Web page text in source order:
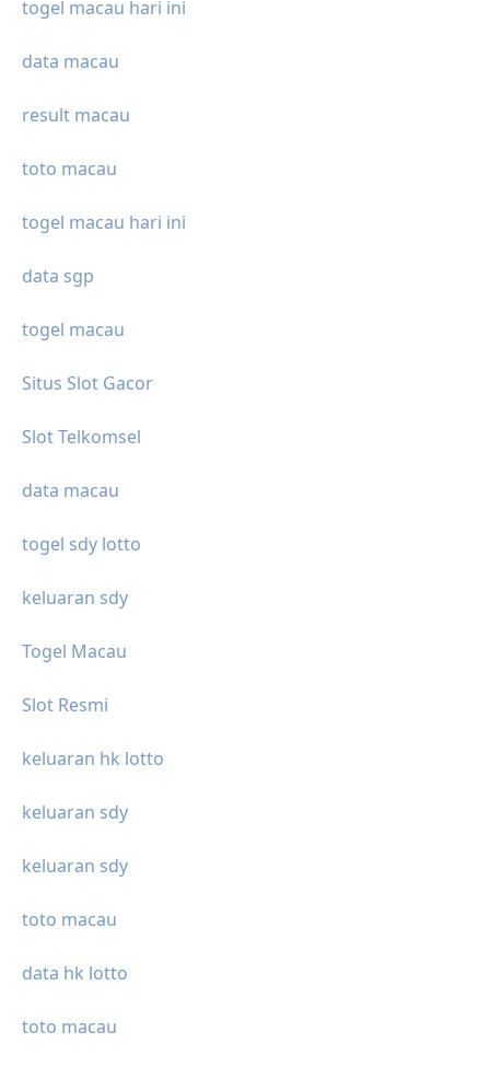
togel macau hari ini
data macau
result macau
toto macau
togel macau hari ini
data sgp
togel macau
Situs Slot Gacor
Slot Telkomsel
data macau
togel sdy lotto
keluaran sdy
Togel Macau
Slot Resmi
keluaran hk lotto
keluaran sdy
keluaran sdy
toto macau
data hk lotto
toto macau